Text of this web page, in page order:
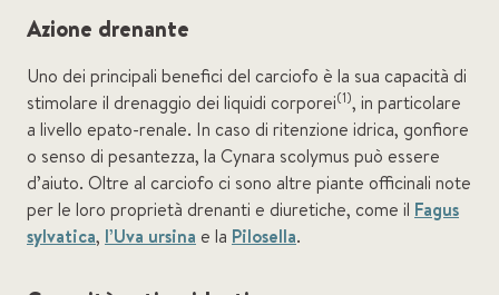
Azione drenante
Uno dei principali benefici del carciofo è la sua capacità di
stimolare il drenaggio dei liquidi corporei(1), in particolare
a livello epato-renale. In caso di ritenzione idrica, gonfiore
o senso di pesantezza, la Cynara scolymus può essere
d’aiuto. Oltre al carciofo ci sono altre piante officinali note
per le loro proprietà drenanti e diuretiche, come il Fagus
sylvatica, l’Uva ursina e la Pilosella.